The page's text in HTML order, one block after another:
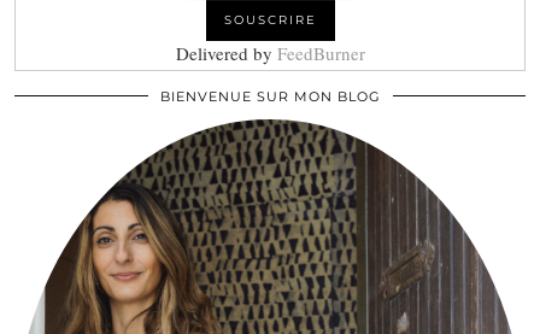
Delivered by FeedBurner
BIENVENUE SUR MON BLOG